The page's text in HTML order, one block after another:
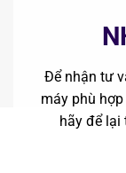
Để nhận tư
máy phù
hãy để lại